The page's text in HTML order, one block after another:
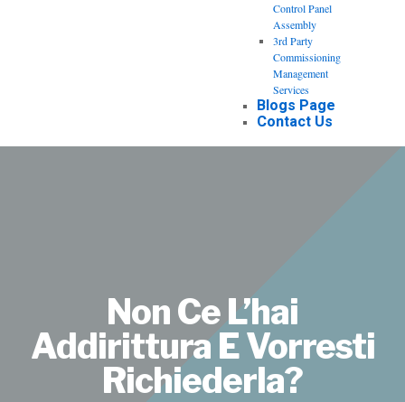
Control Panel
Assembly
3rd Party
Commissioning
Management
Services
Blogs Page
Contact Us
Non Ce L’hai
Addirittura E Vorresti
Richiederla?